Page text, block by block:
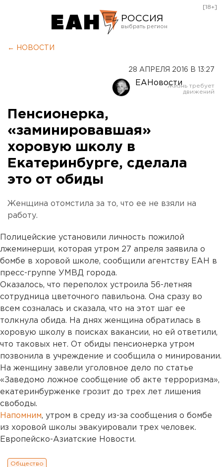
РОССИЯ
Оренбург
[18+]
← НОВОСТИ
28 АПРЕЛЯ 2016 В 13:27
ЕАНовости
Пенсионерка,
«заминировавшая»
хоровую школу в
Екатеринбурге, сделала
это от обиды
Женщина отомстила за то, что ее не взяли на
работу.
Полицейские установили личность пожилой
лжеминерши, которая утром 27 апреля заявила о
бомбе в хоровой школе, сообщили агентству ЕАН в
пресс-группе УМВД города.
Оказалось, что переполох устроила 56-летняя
сотрудница цветочного павильона. Она сразу во
всем созналась и сказала, что на этот шаг ее
толкнула обида. На днях женщина обратилась в
хоровую школу в поисках вакансии, но ей ответили,
что таковых нет. От обиды пенсионерка утром
позвонила в учреждение и сообщила о минировании.
На женщину завели уголовное дело по статье
«Заведомо ложное сообщение об акте терроризма»,
екатеринбурженке грозит до трех лет лишения
свободы.
Напомним, утром в среду из-за сообщения о бомбе
из хоровой школы эвакуировали трех человек.
Европейско-Азиатские Новости.
Общество